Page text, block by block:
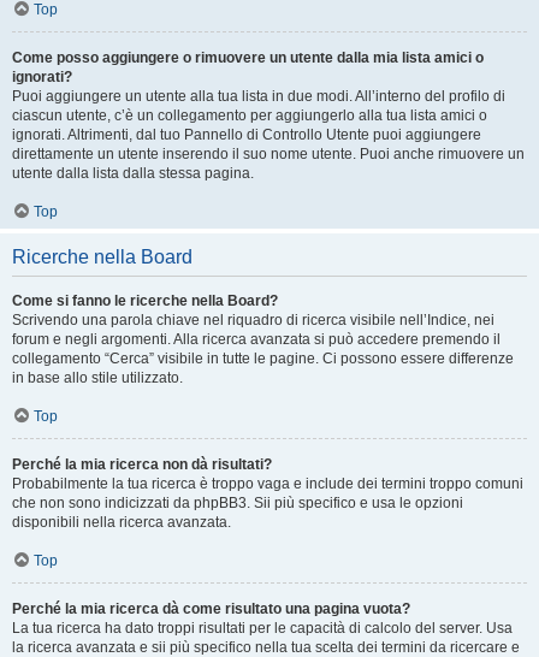
Top
Come posso aggiungere o rimuovere un utente dalla mia lista amici o
ignorati?
Puoi aggiungere un utente alla tua lista in due modi. All’interno del profilo di
ciascun utente, c’è un collegamento per aggiungerlo alla tua lista amici o
ignorati. Altrimenti, dal tuo Pannello di Controllo Utente puoi aggiungere
direttamente un utente inserendo il suo nome utente. Puoi anche rimuovere un
utente dalla lista dalla stessa pagina.
Top
Ricerche nella Board
Come si fanno le ricerche nella Board?
Scrivendo una parola chiave nel riquadro di ricerca visibile nell’Indice, nei
forum e negli argomenti. Alla ricerca avanzata si può accedere premendo il
collegamento “Cerca” visibile in tutte le pagine. Ci possono essere differenze
in base allo stile utilizzato.
Top
Perché la mia ricerca non dà risultati?
Probabilmente la tua ricerca è troppo vaga e include dei termini troppo comuni
che non sono indicizzati da phpBB3. Sii più specifico e usa le opzioni
disponibili nella ricerca avanzata.
Top
Perché la mia ricerca dà come risultato una pagina vuota?
La tua ricerca ha dato troppi risultati per le capacità di calcolo del server. Usa
la ricerca avanzata e sii più specifico nella tua scelta dei termini da ricercare e